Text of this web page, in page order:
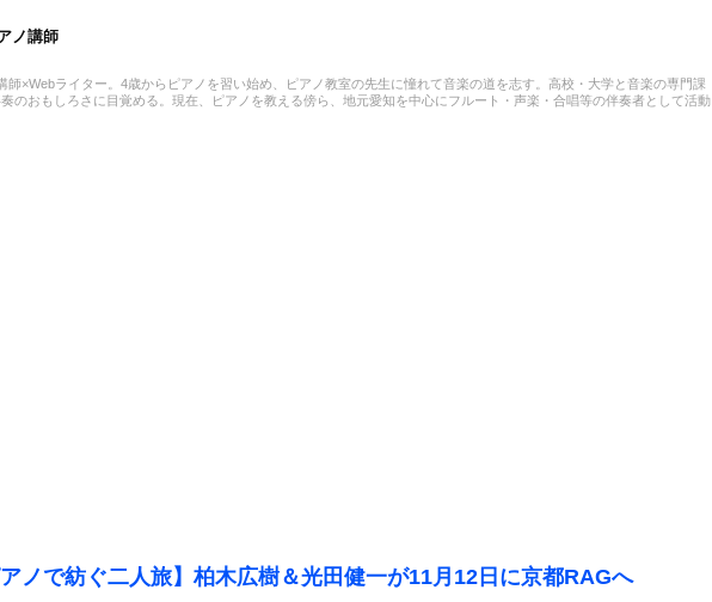
ノ講師
師×Webライター。4歳からピアノを習い始め、ピアノ教室の先生に憧れて音楽の道を志す。高校・大学と音楽の専門課
のおもしろさに目覚める。現在、ピアノを教える傍ら、地元愛知を中心にフルート・声楽・合唱等の伴奏者として活動
ノで紡ぐ二人旅】柏木広樹＆光田健一が11月12日に京都RAGへ